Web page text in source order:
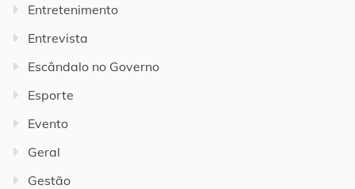
Entretenimento
Entrevista
Escândalo no Governo
Esporte
Evento
Geral
Gestão